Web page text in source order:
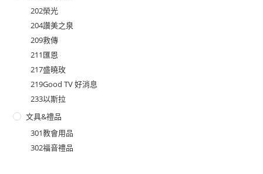
202榮光
204讚美之泉
209救傳
211匯恩
217盛曉玫
219Good TV 好消息
233以斯拉
文具&禮品
301教會用品
302福音禮品